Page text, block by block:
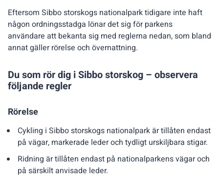
Eftersom Sibbo storskogs nationalpark tidigare inte haft
någon ordningsstadga lönar det sig för parkens
användare att bekanta sig med reglerna nedan, som bland
annat gäller rörelse och övernattning.
Du som rör dig i Sibbo storskog – observera
följande regler
Rörelse
Cykling i Sibbo storskogs nationalpark är tillåten endast
på vägar, markerade leder och tydligt urskiljbara stigar.
Ridning är tillåten endast på nationalparkens vägar och
på särskilt anvisade leder.